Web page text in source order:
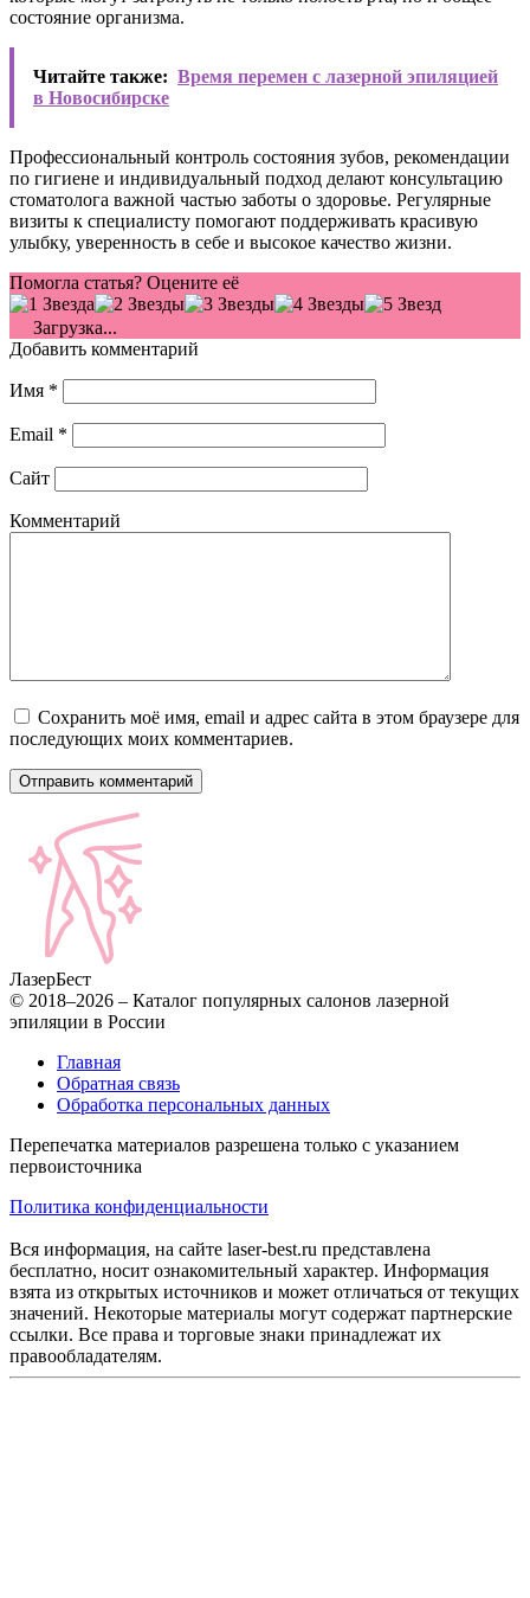
состояние организма.
Читайте также: Время перемен с лазерной эпиляцией
в Новосибирске
Профессиональный контроль состояния зубов, рекомендации
по гигиене и индивидуальный подход делают консультацию
стоматолога важной частью заботы о здоровье. Регулярные
визиты к специалисту помогают поддерживать красивую
улыбку, уверенность в себе и высокое качество жизни.
Помогла статья? Оцените её
Загрузка...
Добавить комментарий
Имя *
Email *
Сайт
Комментарий
Сохранить моё имя, email и адрес сайта в этом браузере для
последующих моих комментариев.
ЛазерБест
© 2018–2026 – Каталог популярных салонов лазерной
эпиляции в России
Главная
Обратная связь
Обработка персональных данных
Перепечатка материалов разрешена только с указанием
первоисточника
Политика конфиденциальности
Вся информация, на сайте laser-best.ru представлена
бесплатно, носит ознакомительный характер. Информация
взята из открытых источников и может отличаться от текущих
значений. Некоторые материалы могут содержат партнерские
ссылки. Все права и торговые знаки принадлежат их
правообладателям.